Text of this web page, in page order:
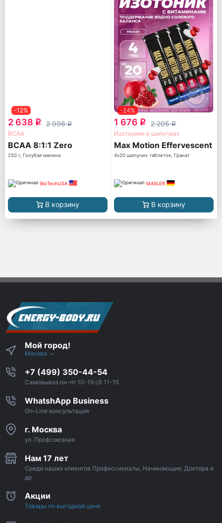
-12%
2 638 q 2 998q
ВСАА
BCAA 8:1:1 Zero
250 г, Голубая малина
BioTechUSA
В корзину
-24%
1 676 q 2 205q
Изотоники в шипучках
Max Motion Effervescent
4х20 шипучих таблеток, Гранат
MAXLER
В корзину
Мой город!
Москва
+7 (499) 350-44-54
Самовывоз пн-пт 10-19 сб 11-15
WhatshApp Business
On-Line консультация
г. Москва
ул. Профсоюзная
Нам 17 лет
Среди наших клиентов Профессионалы, Начинающие, Доктора и
др
Акции
Товары по выгодной цене